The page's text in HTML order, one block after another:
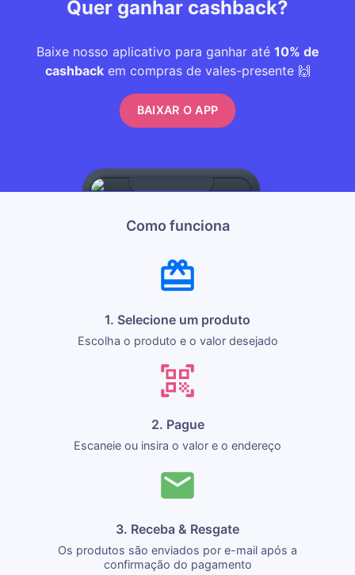
Quer ganhar cashback?
Baixe nosso aplicativo para ganhar até 10% de
cashbackem compras de vales-presente 🙌
BAIXAR O APP
Como funciona
1. Selecione um produto
Escolha o produto e o valor desejado
2. Pague
Escaneie ou insira o valor e o endereço
3. Receba & Resgate
Os produtos são enviados por e-mail após a
confirmação do pagamento